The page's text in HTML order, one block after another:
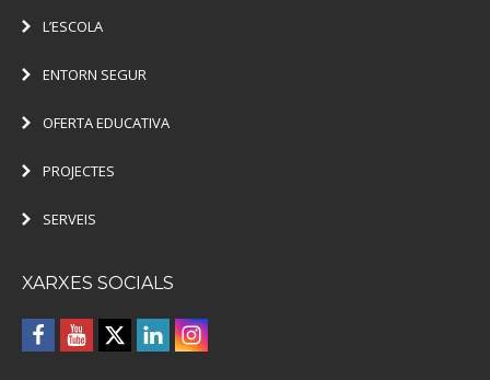
L’ESCOLA
ENTORN SEGUR
OFERTA EDUCATIVA
PROJECTES
SERVEIS
XARXES SOCIALS